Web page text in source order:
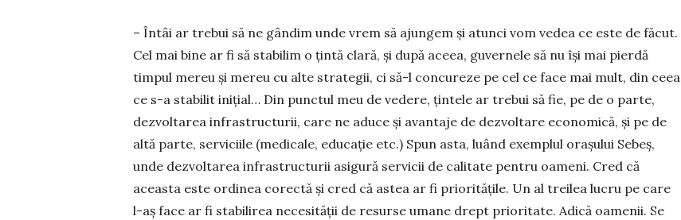
– Întâi ar trebui să ne gândim unde vrem să ajungem și atunci vom vedea ce este de făcut.
Cel mai bine ar fi să stabilim o țintă clară, și după aceea, guvernele să nu își mai pierdă
timpul mereu și mereu cu alte strategii, ci să-l concureze pe cel ce face mai mult, din ceea
ce s-a stabilit inițial… Din punctul meu de vedere, țintele ar trebui să fie, pe de o parte,
dezvoltarea infrastructurii, care ne aduce și avantaje de dezvoltare economică, și pe de
altă parte, serviciile (medicale, educație etc.) Spun asta, luând exemplul orașului Sebeș,
unde dezvoltarea infrastructurii asi­gură servicii de calitate pen­tru oameni. Cred că
aceas­ta este ordinea corectă și cred că astea ar fi prioritățile. Un al treilea lucru pe care
l-aș face ar fi stabilirea nece­sității de resurse umane drept prio­ritate. Adică oamenii. Se